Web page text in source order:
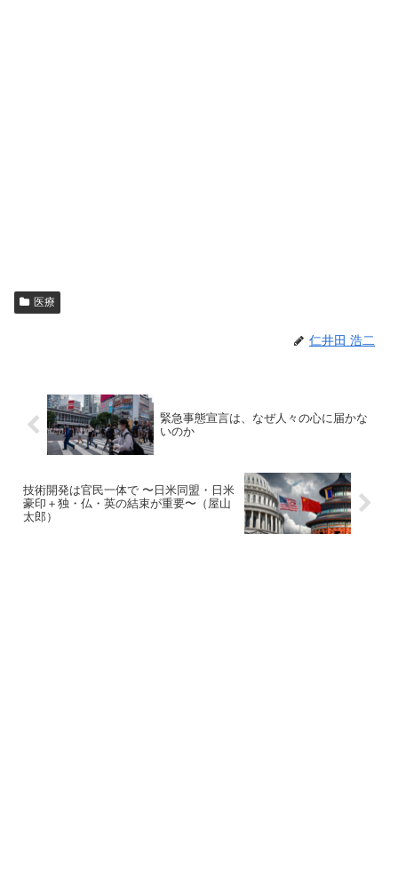
医療
仁井田 浩二
緊急事態宣言は、なぜ人々の心に届かな
いのか
技術開発は官民一体で 〜日米同盟・日米
豪印＋独・仏・英の結束が重要〜（屋山
太郎）